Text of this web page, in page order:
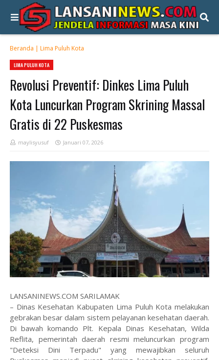
Beranda | Lima Puluh Kota
LIMA PULUH KOTA
Revolusi Preventif: Dinkes Lima Puluh
Kota Luncurkan Program Skrining Massal
Gratis di 22 Puskesmas
maylisyusuf Januari 07, 2026
LANSANINEWS.COM SARILAMAK
– Dinas Kesehatan Kabupaten Lima Puluh Kota melakukan
gebrakan besar dalam sistem pelayanan kesehatan daerah.
Di bawah komando Plt. Kepala Dinas Kesehatan, Wilda
Reflita, pemerintah daerah resmi meluncurkan program
"Deteksi Dini Terpadu" yang mewajibkan seluruh